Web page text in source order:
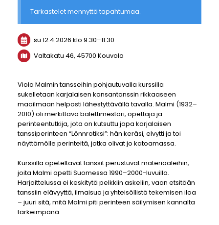
Tarkastelet mennyttä tapahtumaa.
su 12.4.2026 klo 9:30–11:30
Valtakatu 46, 45700 Kouvola
Viola Malmin tansseihin pohjautuvalla kurssilla
sukelletaan karjalaisen kansantanssin rikkaaseen
maailmaan helposti lähestyttävällä tavalla. Malmi (1932–
2010) oli merkittävä balettimestari, opettaja ja
perinteentutkija, jota on kutsuttu jopa karjalaisen
tanssiperinteen “Lönnrotiksi”: hän keräsi, elvytti ja toi
näyttämölle perinteitä, jotka olivat jo katoamassa.
Kurssilla opeteltavat tanssit perustuvat materiaaleihin,
joita Malmi opetti Suomessa 1990–2000-luvuilla.
Harjoittelussa ei keskitytä pelkkiin askeliin, vaan etsitään
tanssiin elävyyttä, ilmaisua ja yhteisöllistä tekemisen iloa
– juuri sitä, mitä Malmi piti perinteen säilymisen kannalta
tärkeimpänä.